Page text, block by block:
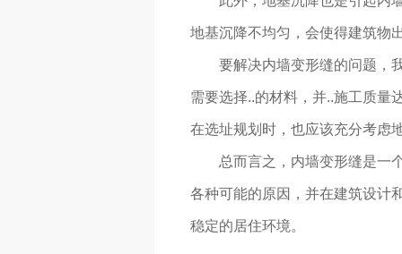
地基沉降不均匀，会使得建筑物
要解决内墙变形缝的问题，
需要选择..的材料，并..施工质量
在选址规划时，也应该充分考虑
总而言之，内墙变形缝是一
各种可能的原因，并在建筑设计
稳定的居住环境。